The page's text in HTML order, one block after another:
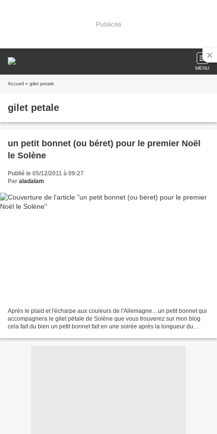
Publicité
MENU
Accueil » gilet petale
gilet petale
un petit bonnet (ou béret) pour le premier Noël
le Solène
Publié le 05/12/2011 à 09:27
Par aladalam
Après le plaid et l'écharpe aux couleurs de l'Allemagne... un petit bonnet qui
accompagnera le gilet pétale de Solène que vous trouverez sur mon blog
cela fait du bien un petit bonnet fait en une soirée après la longueur du